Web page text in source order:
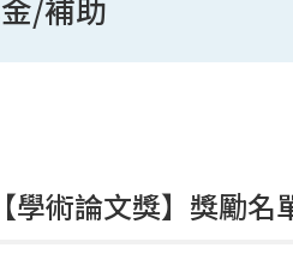
/補助
學術論文獎】獎勵名